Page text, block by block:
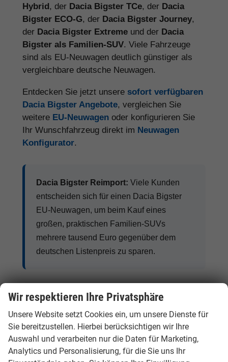
Hybrid, der Dacia Bigster TCe, der Dacia
Bigster ECO-G, der Dacia Bigster Journey,
der Dacia Bigster Extreme und der Dacia
Bigster als Familien-SUV. Viele Fahrzeuge
sind als EU-Neuwagen deutlich günstiger als
vergleichbare deutsche Neuwagen.
Entdecken Sie jetzt unsere sofort verfügbaren
Dacia Bigster Angebote, vergleichen Sie
weitere EU-Neuwagen oder konfigurieren Sie
Ihr Wunschfahrzeug direkt im Neuwagen
Konfigurator.
Dacia Bigster Reimport: Viele Kunden
entscheiden sich für einen Dacia Bigster
EU-Neuwagen, um beim Kauf eines
großen, praktischen Familien-SUVs
mehrere tausend Euro gegenüber dem
deutschen Listenpreis zu sparen.
Warum der Dacia Bigster als EU-
Neuwagen so beliebt ist
Wir respektieren Ihre Privatsphäre
Unsere Website setzt Cookies ein, um unsere Dienste für
Sie bereitzustellen. Hierbei berücksichtigen wir Ihre
Auswahl und verarbeiten nur die Daten für Marketing,
Analytics und Personalisierung, für die Sie uns Ihr